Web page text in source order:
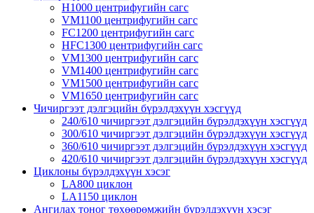
H1000 центрифугийн сагс
VM1100 центрифугийн сагс
FC1200 центрифугийн сагс
HFC1300 центрифугийн сагс
VM1300 центрифугийн сагс
VM1400 центрифугийн сагс
VM1500 центрифугийн сагс
VM1650 центрифугийн сагс
Чичиргээт дэлгэцийн бүрэлдэхүүн хэсгүүд
240/610 чичиргээт дэлгэцийн бүрэлдэхүүн хэсгүүд
300/610 чичиргээт дэлгэцийн бүрэлдэхүүн хэсгүүд
360/610 чичиргээт дэлгэцийн бүрэлдэхүүн хэсгүүд
420/610 чичиргээт дэлгэцийн бүрэлдэхүүн хэсгүүд
Циклоны бүрэлдэхүүн хэсэг
LA800 циклон
LA1150 циклон
Ангилах тоног төхөөрөмжийн бүрэлдэхүүн хэсэг